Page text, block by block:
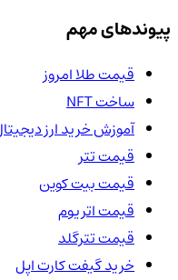
پیوندهای مهم
قیمت طلا امروز
ساخت NFT
آموزش خرید ارز دیجیتال
قیمت تتر
قیمت بیت کوین
قیمت اتریوم
قیمت تترگلد
خرید گیفت کارت اپل